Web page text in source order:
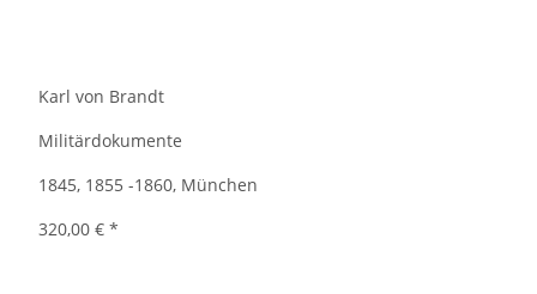
Karl von Brandt
Militärdokumente
1845, 1855 -1860, München
320,00 € *